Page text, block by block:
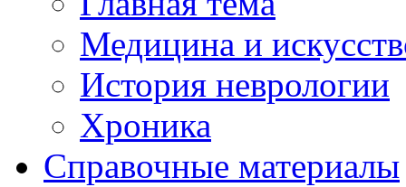
Медицина и
История неврологии
Хроника
Справочные материалы